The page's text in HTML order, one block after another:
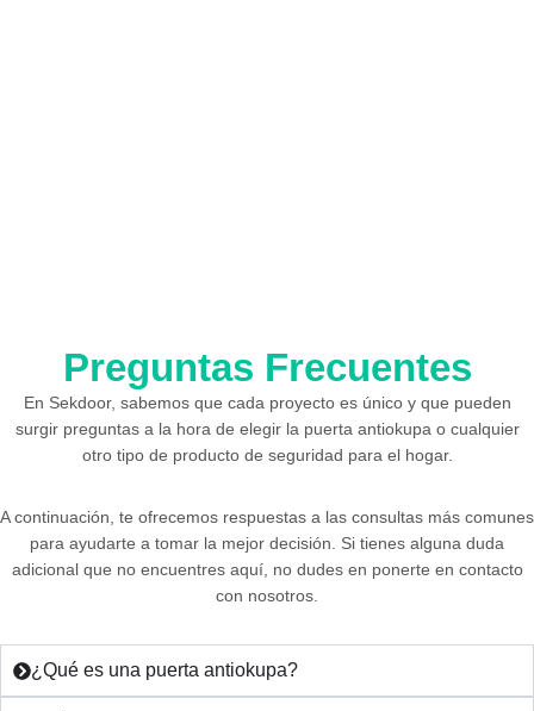
Preguntas Frecuentes
En Sekdoor, sabemos que cada proyecto es único y que pueden
surgir preguntas a la hora de elegir la puerta antiokupa o cualquier
otro tipo de producto de seguridad para el hogar.
A continuación, te ofrecemos respuestas a las consultas más comunes
para ayudarte a tomar la mejor decisión. Si tienes alguna duda
adicional que no encuentres aquí, no dudes en ponerte en contacto
con nosotros.
¿Qué es una puerta antiokupa?